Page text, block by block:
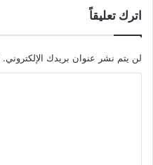
اترك تعليقاً
لن يتم نشر عنوان بريدك الإلكتروني.